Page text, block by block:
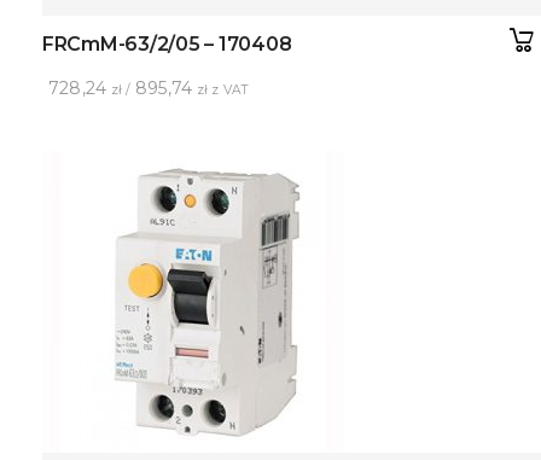
FRCmM-63/2/05 – 170408
728,24 zł / 895,74 zł z VAT